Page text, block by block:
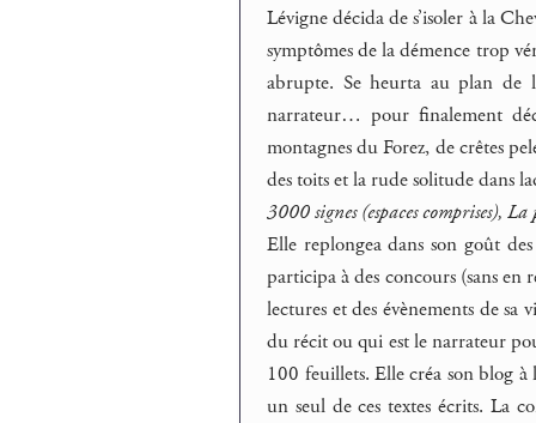
Lévigne décida de s’isoler à la
symptômes de la démence trop
abrupte. Se heurta au plan de
narrateur… pour finalement
montagnes du Forez, de crêtes
des toits et la rude solitude dans
3000 signes (espaces comprises),
Elle replongea dans son goût
participa à des concours (sans
lectures et des évènements de
du récit ou qui est le narrateur
100 feuillets. Elle créa son blog
un seul de ces textes écrits. La